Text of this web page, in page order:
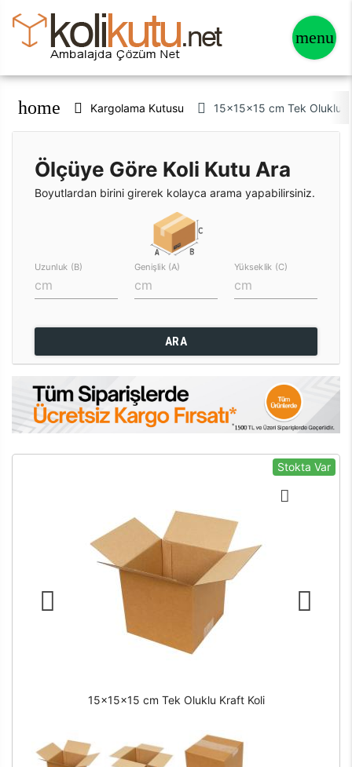
home Kargolama Kutusu 15x15x15 cm Tek Oluklu
Ölçüye Göre Koli Kutu Ara
Boyutlardan birini girerek kolayca arama yapabilirsiniz.
Uzunluk (B) Genişlik (A) Yükseklik (C)
ARA
Stokta Var
15x15x15 cm Tek Oluklu Kraft Koli